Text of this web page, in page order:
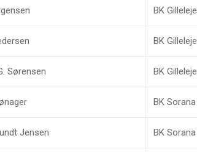
BK Gilleleje
BK Gilleleje
Sørensen BK Gilleleje
BK Sorana
Jensen BK Sorana